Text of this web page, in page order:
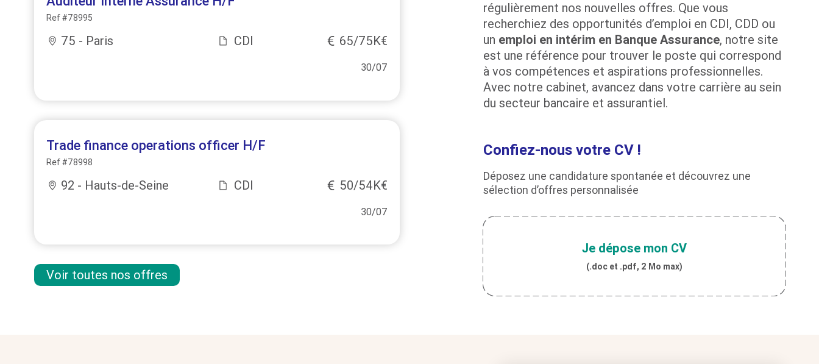
Ref #78995
75 - Paris CDI 65/75K€
30/07
Trade finance operations officer H/F
Ref #78998
92 - Hauts-de-Seine CDI 50/54K€
30/07
Voir toutes nos offres
régulièrement nos nouvelles offres. Que vous
recherchiez des opportunités d’emploi en CDI, CDD ou
un emploi en intérim en Banque Assurance, notre site
est une référence pour trouver le poste qui correspond
à vos compétences et aspirations professionnelles.
Avec notre cabinet, avancez dans votre carrière au sein
du secteur bancaire et assurantiel.
Confiez-nous votre CV !
Déposez une candidature spontanée et découvrez une
sélection d’offres personnalisée
Je dépose mon CV
(.doc et .pdf, 2 Mo max)